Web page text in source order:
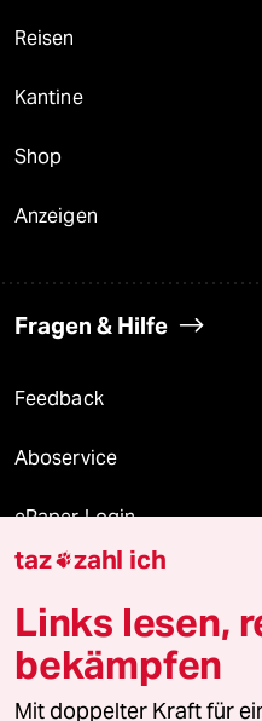
Reisen
Kantine
Shop
Anzeigen
Fragen & Hilfe
Feedback
Aboservice
ePaper Login
Downloads für
© 2026 taz Verlags und
Alle Rechte vorbehalten. Bei
taz zahl ich
Links lesen,
bekämpfen
Mit doppelter Kraft für